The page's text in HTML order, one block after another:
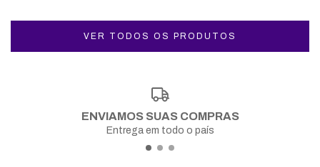
VER TODOS OS PRODUTOS
ENVIAMOS SUAS COMPRAS
Entrega em todo o país